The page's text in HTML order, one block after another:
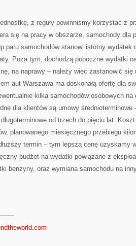
z reguły powinniśmy korzystać z
się na pracy w obszarze, samochody dla
paru samochodów stanowi istotny
Poza tym, dochodzą poboczne wydatki
na naprawy – należy więc zastanowić się
aut Warszawa ma doskonałą ofertę dla
kilka samochodów osobowych
dla klientów są umowy średnioterminowe
od trzech do pięciu lat.
planowanego miesięcznego przebiegu
termin – tym lepszą cenę uzyskamy
budżet na wydatki powiązane z
benzyny, oraz wymiana samochodu na